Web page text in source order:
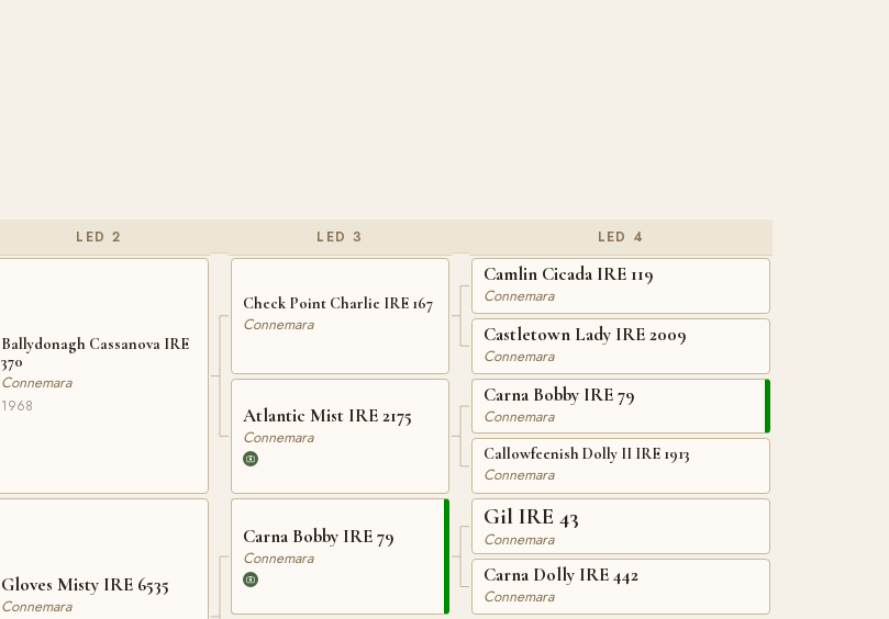
LED 2
Ballydonagh Cassanova IRE
370
Connemara
1968
Gloves Misty IRE 6535
Connemara
LED 3
Check Point Charlie IRE 167
Connemara
Atlantic Mist IRE 2175
Connemara
Carna Bobby IRE 79
Connemara
LED 4
Camlin Cicada IRE 119
Connemara
Castletown Lady IRE 2009
Connemara
Carna Bobby IRE 79
Connemara
Callowfeenish Dolly II IRE 1913
Connemara
Gil IRE 43
Connemara
Carna Dolly IRE 442
Connemara